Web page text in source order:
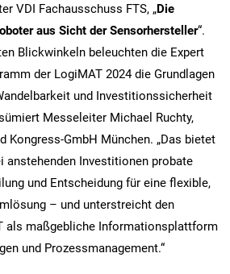
VDI Fachausschuss FTS, „Die
aus Sicht der Sensorhersteller“.
Blickwinkeln beleuchten die Expert
der LogiMAT 2024 die Grundlagen
und Investitionssicherheit
Messeleiter Michael Ruchty,
Kongress-GmbH München. „Das bietet
anstehenden Investitionen probate
und Entscheidung für eine flexible,
– und unterstreicht den
als maßgebliche Informationsplattform
und Prozessmanagement.“